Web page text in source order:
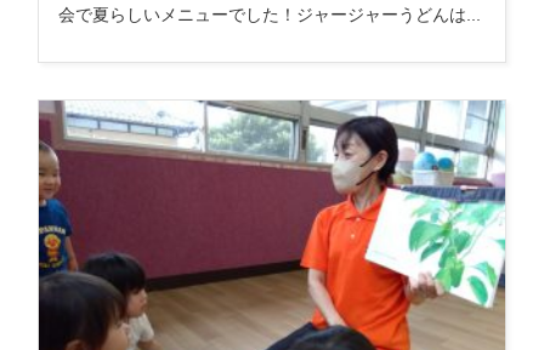
会で夏らしいメニューでした！ジャージャーうどんは...